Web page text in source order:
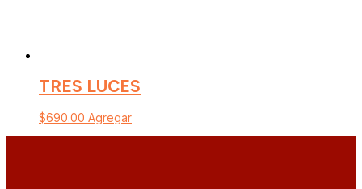
TRES LUCES
$690.00 Agregar